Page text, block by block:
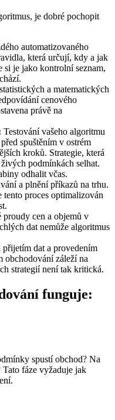
je dobré pochopit
automatizovaného
která určují, kdy a jak
si je jako kontrolní seznam,
a matematických
cenového
právě na
Testování vašeho algoritmu
spuštěním v ostrém
kroků. Strategie, která
podmínkách selhat.
odhalit včas.
a plnění příkazů na trhu.
proces optimalizován
proudy cen a objemů v
dat nemůže algoritmus
přijetím dat a provedením
obchodování záleží na
strategií není tak kritická.
funguje:
spustí obchod? Na
fáze vyžaduje jak